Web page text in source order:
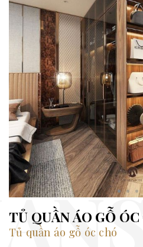
TỦ QUẦN ÁO GỖ
Tủ quần áo gỗ óc chó